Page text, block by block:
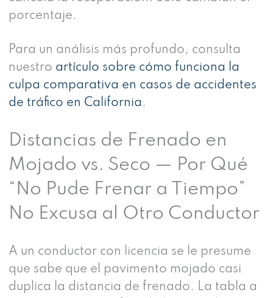
porcentaje.
Para un análisis más profundo, consulta
nuestro artículo sobre cómo funciona la
culpa comparativa en casos de accidentes
de tráfico en California .
Distancias de Frenado en
Mojado vs. Seco — Por Qué
“No Pude Frenar a Tiempo”
No Excusa al Otro Conductor
A un conductor con licencia se le presume
que sabe que el pavimento mojado casi
duplica la distancia de frenado. La tabla a